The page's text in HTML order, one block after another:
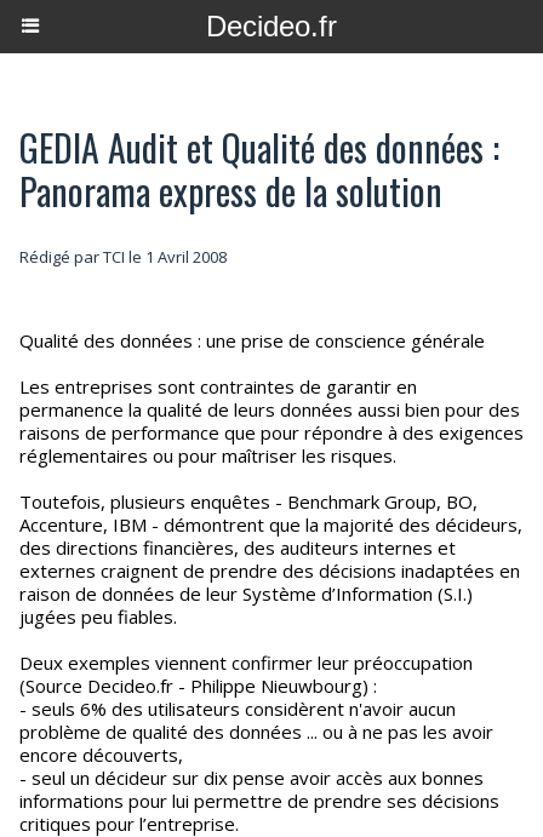
Decideo.fr
GEDIA Audit et Qualité des données :
Panorama express de la solution
Rédigé par TCI le 1 Avril 2008
Qualité des données : une prise de conscience générale
Les entreprises sont contraintes de garantir en
permanence la qualité de leurs données aussi bien pour des
raisons de performance que pour répondre à des exigences
réglementaires ou pour maîtriser les risques.
Toutefois, plusieurs enquêtes - Benchmark Group, BO,
Accenture, IBM - démontrent que la majorité des décideurs,
des directions financières, des auditeurs internes et
externes craignent de prendre des décisions inadaptées en
raison de données de leur Système d’Information (S.I.)
jugées peu fiables.
Deux exemples viennent confirmer leur préoccupation
(Source Decideo.fr - Philippe Nieuwbourg) :
- seuls 6% des utilisateurs considèrent n'avoir aucun
problème de qualité des données ... ou à ne pas les avoir
encore découverts,
- seul un décideur sur dix pense avoir accès aux bonnes
informations pour lui permettre de prendre ses décisions
critiques pour l’entreprise.